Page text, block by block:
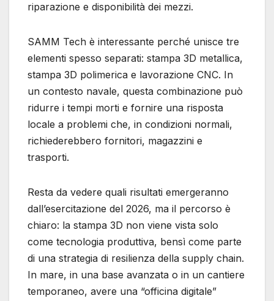
riparazione e disponibilità dei mezzi.
SAMM Tech è interessante perché unisce tre
elementi spesso separati: stampa 3D metallica,
stampa 3D polimerica e lavorazione CNC. In
un contesto navale, questa combinazione può
ridurre i tempi morti e fornire una risposta
locale a problemi che, in condizioni normali,
richiederebbero fornitori, magazzini e
trasporti.
Resta da vedere quali risultati emergeranno
dall’esercitazione del 2026, ma il percorso è
chiaro: la stampa 3D non viene vista solo
come tecnologia produttiva, bensì come parte
di una strategia di resilienza della supply chain.
In mare, in una base avanzata o in un cantiere
temporaneo, avere una “officina digitale”